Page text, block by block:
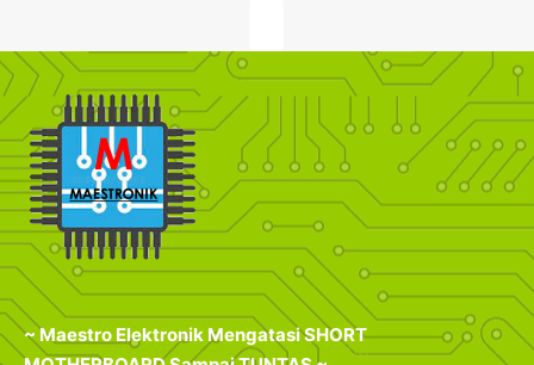
~ Maestro Elektronik Mengatasi SHORT